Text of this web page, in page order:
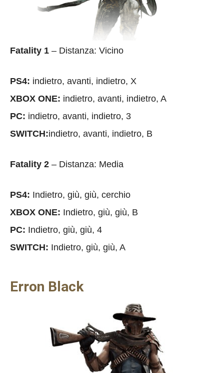
Fatality 1 – Distanza: Vicino
PS4: indietro, avanti, indietro, X
XBOX ONE: indietro, avanti, indietro, A
PC: indietro, avanti, indietro, 3
SWITCH:indietro, avanti, indietro, B
Fatality 2 – Distanza: Media
PS4: Indietro, giù, giù, cerchio
XBOX ONE: Indietro, giù, giù, B
PC: Indietro, giù, giù, 4
SWITCH: Indietro, giù, giù, A
Erron Black